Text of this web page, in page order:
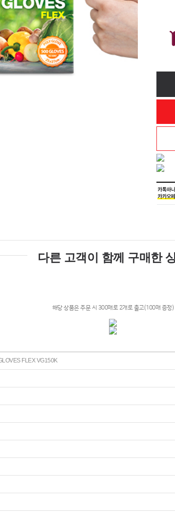
다른 고객이 함께 구매한
해당 상품은 주문 시 300매로 2개로 출고(100매 증정)
FLEX VG150K